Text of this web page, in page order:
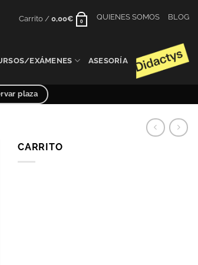
Carrito / 0,00€ 0
QUIENES SOMOS BLOG
EXÁMENES ASESORÍA
y Selectividad curso 2025/2026
plaza
CARRITO